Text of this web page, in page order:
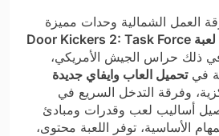
كيكرز 2: فرقة العمل الشمالية وحدات مميزة
تحميل لعبة Door Kickers 2: Task Force
ذلك حراس الجيش الأمريكي،
فيتحميل العاب وايفاي جديدة
وفرقة التدخل السريع في
أساليب لعب وقدرات ومبادئ
الأساسية، توفر اللعبة محتوى،